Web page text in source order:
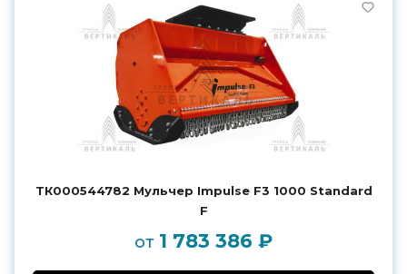
ТК000544782 Мульчер Impulse F3 1000 Standard
F
от 1 783 386 ₽